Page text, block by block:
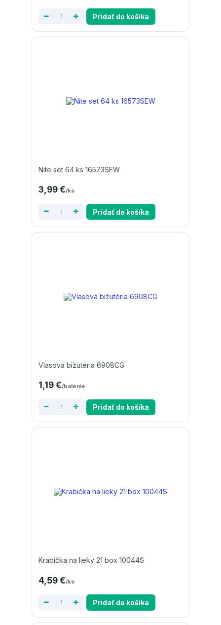
Pridať do košíka
Nite set 64 ks 16573SEW
3,99 €/ks
Pridať do košíka
Vlasová bižutéria 6908CG
1,19 €/balenie
Pridať do košíka
Krabička na lieky 21 box 10044S
4,59 €/ks
Pridať do košíka